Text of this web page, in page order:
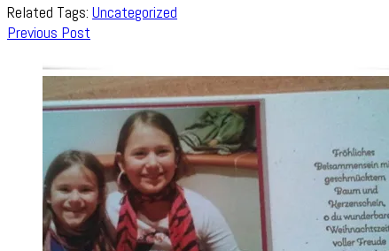
Related Tags: Uncategorized
Post
Previous Post